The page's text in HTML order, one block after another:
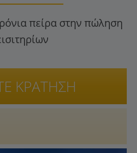
πείρα στην πώληση
ΚΡΑΤΗΣΗ